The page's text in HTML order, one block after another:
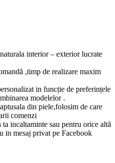
interior – exterior lucrate
,timp de realizare maxim
in funcție de preferințele
modelelor .
din piele,folosim de care
comenzi
incaltaminte sau pentru orice altă
in mesaj privat pe Facebook